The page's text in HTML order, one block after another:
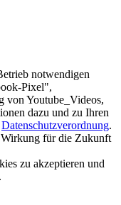
notwendigen
Pixel",
von Youtube_Videos,
dazu und zu Ihren
Datenschutzverordnung.
für die Zukunft
zu akzeptieren und